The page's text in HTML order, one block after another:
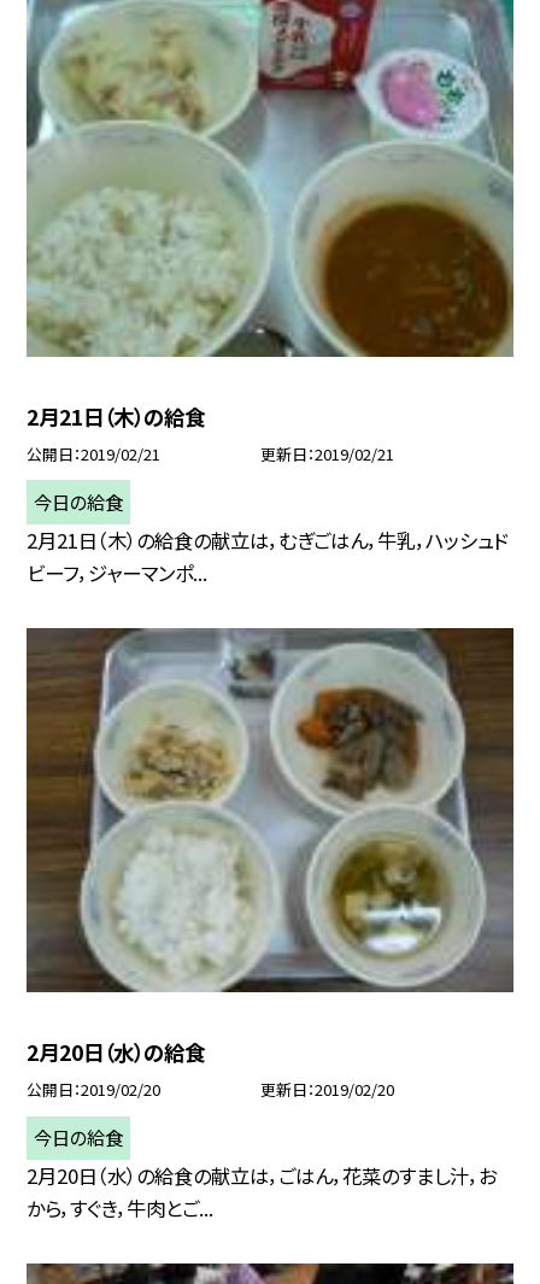
2月21日（木）の給食
公開日 2019/02/21 更新日 2019/02/21
今日の給食
2月21日（木）の給食の献立は，むぎごはん，牛乳，ハッシュド
ビーフ，ジャーマンポ...
2月20日（水）の給食
公開日 2019/02/20 更新日 2019/02/20
今日の給食
2月20日（水）の給食の献立は，ごはん，花菜のすまし汁，お
から，すぐき，牛肉とご...